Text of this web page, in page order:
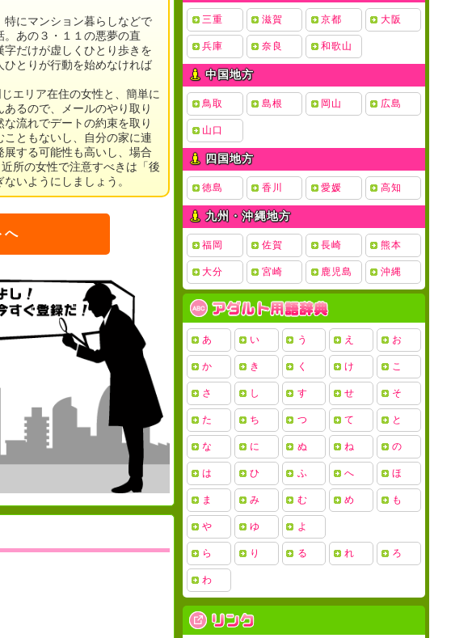
にマンション暮らしなどで
あの３・１１の悪夢の直
だけが虚しくひとり歩きを
ひとりが行動を始めなければ
エリア在住の女性と、簡単に
るので、メールのやり取り
流れでデートの約束を取り
ともないし、自分の家に連
する可能性も高いし、場合
所の女性で注意すべきは「後
いようにしましょう。
へ
三重 滋賀 京都 大阪
兵庫 奈良 和歌山
中国地方
鳥取 島根 岡山 広島
山口
四国地方
徳島 香川 愛媛 高知
九州・沖縄地方
福岡 佐賀 長崎 熊本
大分 宮崎 鹿児島 沖縄
あ い う え お
か き く け こ
さ し す せ そ
た ち つ て と
な に ぬ ね の
は ひ ふ へ ほ
ま み む め も
や ゆ よ
ら り る れ ろ
わ